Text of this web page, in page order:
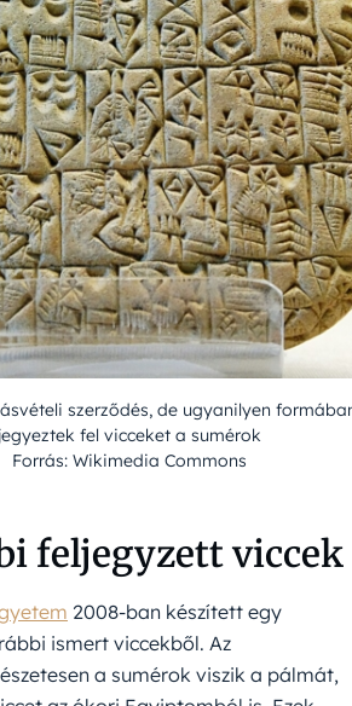
szerződés, de ugyanilyen
jegyeztek fel vicceket a sumérok
Forrás: Wikimedia Commons
feljegyzett viccek
2008-ban készített egy
ismert viccekből. Az
a sumérok viszik a pálmát,